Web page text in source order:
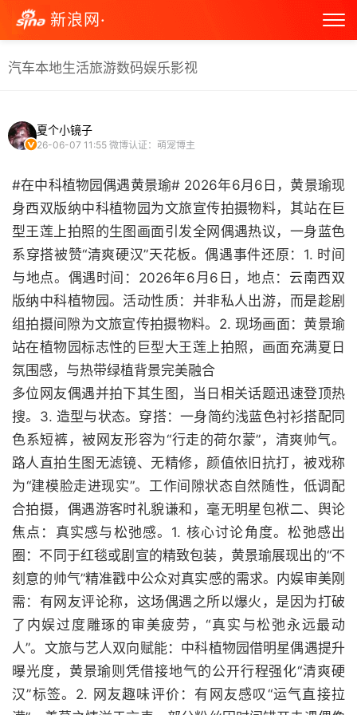
新浪网·
汽车本地生活旅游数码娱乐影视
夏个小镜子
26-06-07 11:55 微博认证：萌宠博主
#在中科植物园偶遇黄景瑜# 2026年6月6日，黄景瑜现
身西双版纳中科植物园为文旅宣传拍摄物料，其站在巨
型王莲上拍照的生图画面引发全网偶遇热议，一身蓝色
系穿搭被赞“清爽硬汉”天花板。偶遇事件还原：1. 时间
与地点。偶遇时间：2026年6月6日，地点：云南西双
版纳中科植物园。活动性质：并非私人出游，而是趁剧
组拍摄间隙为文旅宣传拍摄物料。2. 现场画面：黄景瑜
站在植物园标志性的巨型大王莲上拍照，画面充满夏日
氛围感，与热带绿植背景完美融合
多位网友偶遇并拍下其生图，当日相关话题迅速登顶热
搜。3. 造型与状态。穿搭：一身简约浅蓝色衬衫搭配同
色系短裤，被网友形容为“行走的荷尔蒙”，清爽帅气。
路人直拍生图无滤镜、无精修，颜值依旧抗打，被戏称
为“建模脸走进现实”。工作间隙状态自然随性，低调配
合拍摄，偶遇游客时礼貌谦和，毫无明星包袱二、舆论
焦点：真实感与松弛感。1. 核心讨论角度。松弛感出
圈：不同于红毯或剧宣的精致包装，黄景瑜展现出的“不
刻意的帅气”精准戳中公众对真实感的需求。内娱审美刚
需：有网友评论称，这场偶遇之所以爆火，是因为打破
了内娱过度雕琢的审美疲劳，“真实与松弛永远最动
人”。文旅与艺人双向赋能：中科植物园借明星偶遇提升
曝光度，黄景瑜则凭借接地气的公开行程强化“清爽硬
汉”标签。2. 网友趣味评价：有网友感叹“运气直接拉